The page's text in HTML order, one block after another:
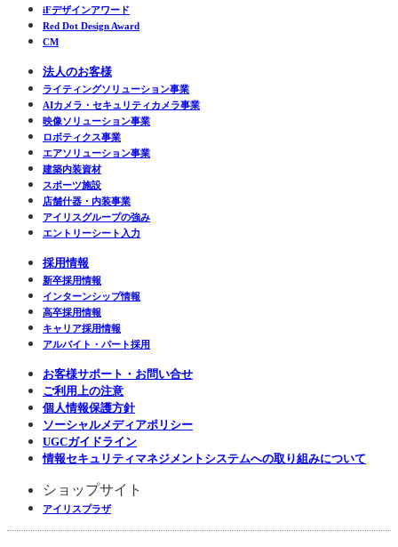
iFデザインアワード
Red Dot Design Award
CM
法人のお客様
ライティングソリューション事業
AIカメラ・セキュリティカメラ事業
映像ソリューション事業
ロボティクス事業
エアソリューション事業
建築内装資材
スポーツ施設
店舗什器・内装事業
アイリスグループの強み
エントリーシート入力
採用情報
新卒採用情報
インターンシップ情報
高卒採用情報
キャリア採用情報
アルバイト・パート採用
お客様サポート・お問い合せ
ご利用上の注意
個人情報保護方針
ソーシャルメディアポリシー
UGCガイドライン
情報セキュリティマネジメントシステムへの取り組みについて
ショップサイト
アイリスプラザ